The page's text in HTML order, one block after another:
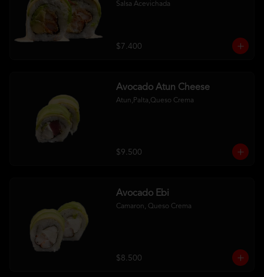
Salsa Acevichada
$7.400
Avocado Atun Cheese
Atun,Palta,Queso Crema
$9.500
Avocado Ebi
Camaron, Queso Crema
$8.500